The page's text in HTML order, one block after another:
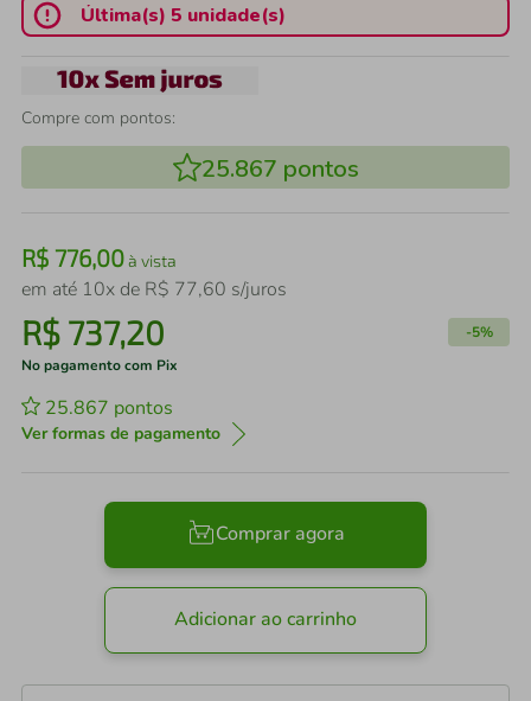
Última(s) 5 unidade(s)
Compre com pontos:
25.867 pontos
R$ 776,00à vista
em até 10x de R$ 77,60 s/juros
R$ 737,20 -5%
No pagamento com Pix
25.867 pontos
Ver formas de pagamento
Comprar agora
Adicionar ao carrinho